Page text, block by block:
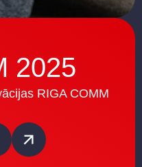
2025
RIGA COMM